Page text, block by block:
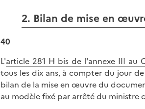
2. Bilan de mise en
40
L'article 281 H bis de l'annexe III au
tous les dix ans, à compter du jour
bilan de la mise en œuvre du
au modèle fixé par arrêté du ministre